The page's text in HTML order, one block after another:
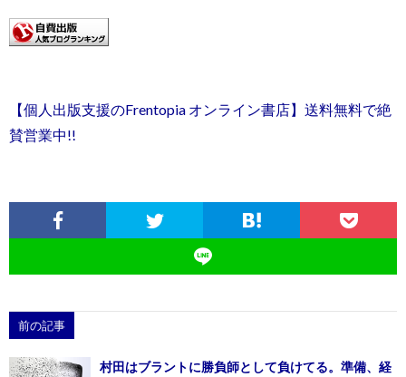
【個人出版支援のFrentopia オンライン書店】送料無料で絶
賛営業中!!
前の記事
村田はブラントに勝負師として負けてる。準備、経